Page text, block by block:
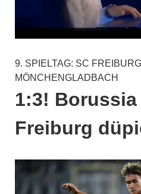
9. SPIELTAG: SC
MÖNCHENGLADBACH
1:3!
Freiburg